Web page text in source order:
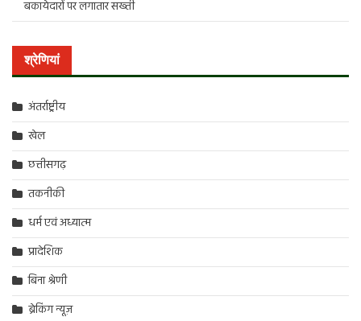
बकायेदारों पर लगातार सख्ती
श्रेणियां
अंतर्राष्ट्रीय
खेल
छत्तीसगढ़
तकनीकी
धर्म एवं अध्यात्म
प्रादेशिक
बिना श्रेणी
ब्रेकिंग न्यूज़